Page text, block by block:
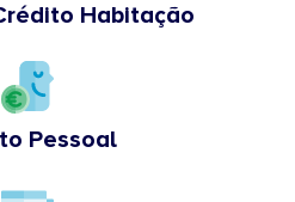
Habitação
Pessoal